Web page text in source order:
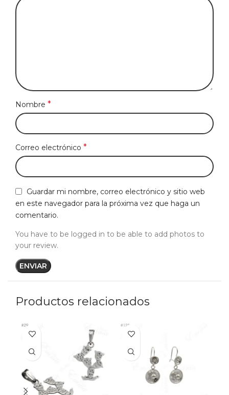
Nombre *
Correo electrónico *
Guardar mi nombre, correo electrónico y sitio web
en este navegador para la próxima vez que haga un
comentario.
You have to be logged in to be able to add photos to
your review.
Productos relacionados